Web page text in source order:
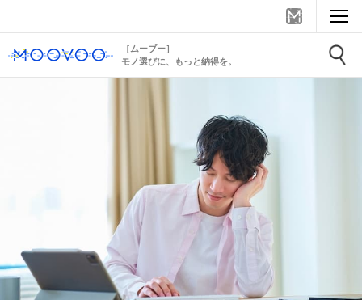
［ムーブー］
モノ選びに、もっと納得を。